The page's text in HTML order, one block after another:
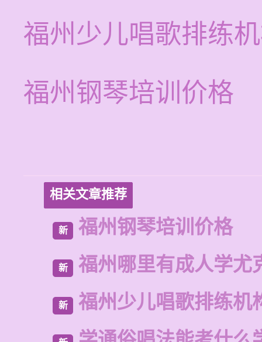
福州少儿唱歌排练
福州钢琴培训价格
相关文章推荐
新 福州钢琴培训价格
新 福州哪里有成人学尤
新 福州少儿唱歌排练机